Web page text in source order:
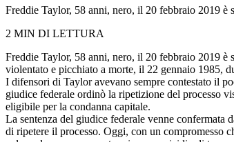
Freddie Taylor, 58 anni, nero, il 20 febbraio 2019 è
2 MIN DI LETTURA
Freddie Taylor, 58 anni, nero, il 20 febbraio 2019 è
violentato e picchiato a morte, il 22 gennaio 1985,
I difensori di Taylor avevano sempre contestato il
giudice federale ordinò la ripetizione del processo
eligibile per la condanna capitale.
La sentenza del giudice federale venne
di ripetere il processo. Oggi, con un compromesso